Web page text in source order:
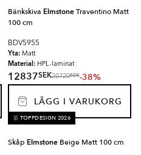
Bänkskiva ElmstoneTraventino Matt
100 cm
BDV5955
Yta: Matt
Material: HPL-laminat
12837SEK20720SEK-38%
LÄGG I VARUKORG
🥇 TOPPDESIGN 2026
Skåp Elmstone Beige Matt 100 cm